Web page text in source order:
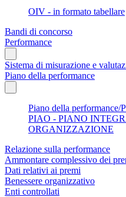
OIV - in formato tabellare
Bandi di concorso
Performance
Sistema di misurazione e
Piano della performance
Piano della performance/
PIAO - PIANO
ORGANIZZAZIONE
Relazione sulla performance
Ammontare complessivo dei
Dati relativi ai premi
Benessere organizzativo
Enti controllati